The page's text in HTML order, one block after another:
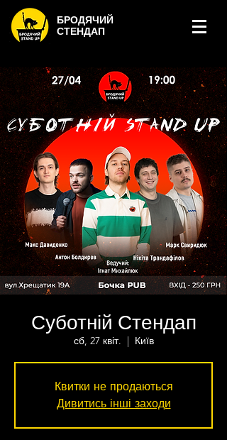
БРОДЯЧИЙ
СТЕНДАП
Суботній Стендап
сб, 27 квіт.
  |
Київ
Квитки не продаються
Дивитись інші заходи